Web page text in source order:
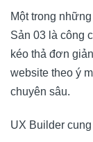
Một trong
Sản 03 là công
kéo thả đơn
website theo ý
chuyên sâu.
UX Builder cung